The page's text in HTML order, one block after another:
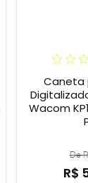
Caneta
Wacom
De
R$